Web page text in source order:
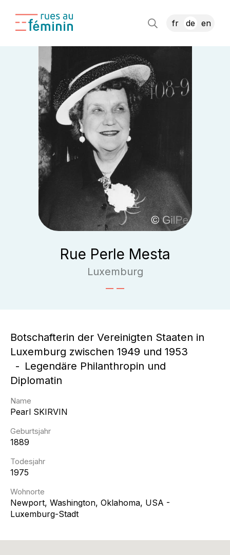
fr de en
Rue Perle Mesta
Luxemburg
Botschafterin der Vereinigten Staaten in
Luxemburg zwischen 1949 und 1953
Legendäre Philanthropin und
Diplomatin
Name
Pearl SKIRVIN
Geburtsjahr
1889
Todesjahr
1975
Wohnorte
Newport, Washington, Oklahoma, USA -
Luxemburg-Stadt